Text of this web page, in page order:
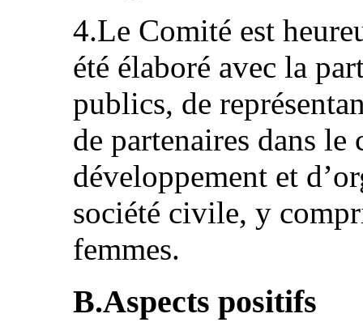
4.Le Comité est
été élaboré avec la
publics, de
de partenaires dans le
développement et
société civile, y
femmes.
B.Aspects positifs